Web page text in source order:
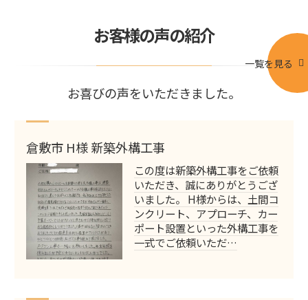
お客様の声の紹介
お喜びの声をいただきました。
一覧を見る
倉敷市 H様 新築外構工事
この度は新築外構工事をご依頼
いただき、誠にありがとうござ
いました。 H様からは、土間コ
ンクリート、アプローチ、カー
ポート設置といった外構工事を
一式でご依頼いただ…